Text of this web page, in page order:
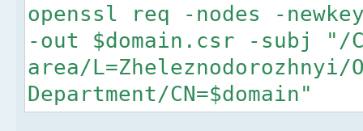
openssl req -nodes -
-out $domain.csr -subj "/
area/L=Zheleznodorozhnyi/
Department/CN=$domain"